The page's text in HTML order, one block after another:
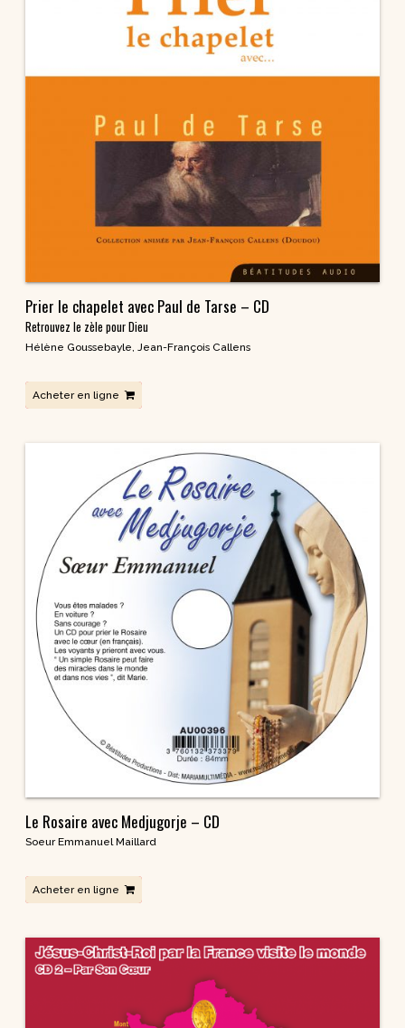
Prier le chapelet avec Paul de Tarse – CD
Retrouvez le zèle pour Dieu
Hélène Goussebayle, Jean-François Callens
Acheter en ligne
Le Rosaire avec Medjugorje – CD
Soeur Emmanuel Maillard
Acheter en ligne